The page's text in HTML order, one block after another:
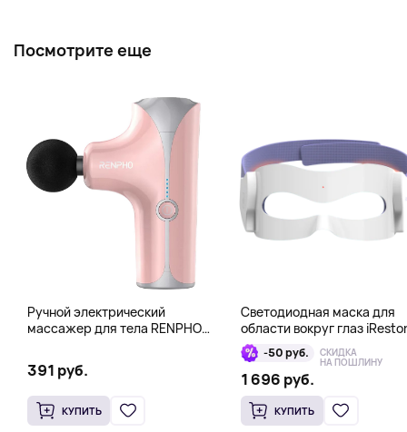
Посмотрите еще
Ручной электрический
массажер для тела RENPHO
391 руб.
КУПИТЬ
Светодиодная маска для
области вокруг глаз
Illumina LED Eye Mask
-50 руб. СКИДКА
НА ПОШЛИНУ
1 696 руб.
КУПИТЬ